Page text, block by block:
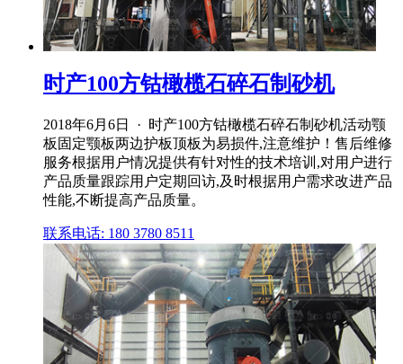
时产100方钴橄榄石碎石制砂机
2018年6月6日 · 时产100方钴橄榄石碎石制砂机活动颚
板固定颚板两边护板顶板为易损件,注意维护！售后维修
服务根据用户情况提供有针对性的技术培训,对用户进行
产品质量跟踪用户定期回访,及时根据用户需求改进产品
性能,不断提高产品质量。
联系电话: 180 3780 8511